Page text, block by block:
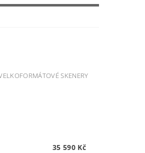
SKENERY
35 590 Kč